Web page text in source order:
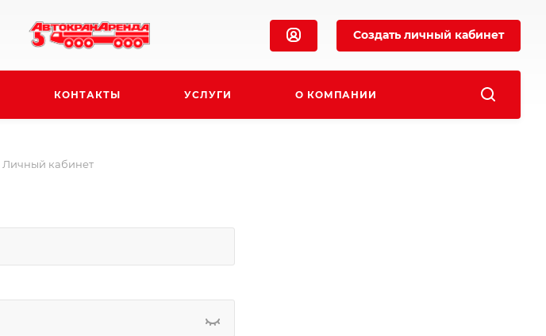
Создать личный кабинет
КОНТАКТЫ УСЛУГИ О КОМПАНИИ
Личный кабинет